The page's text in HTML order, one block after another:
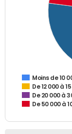
Moins de 10
De 12 000 à
De 20 000 à
De 50 000 à